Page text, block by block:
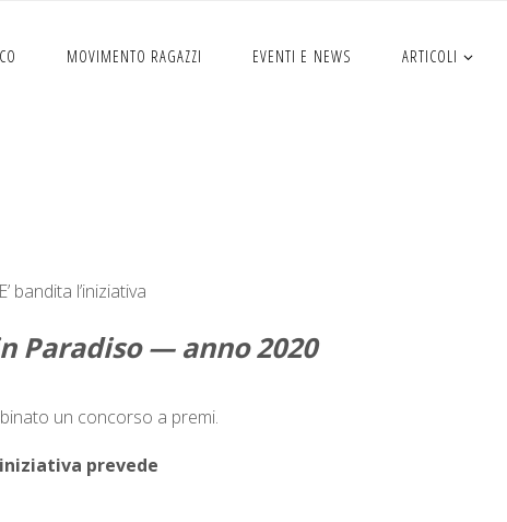
MOVIMENTO RAGAZZI EVENTI E NEWS ARTICOLI
E’ ban­di­ta l’iniziativa
Par­adiso — anno 2020
un con­cor­so a pre­mi.
prevede